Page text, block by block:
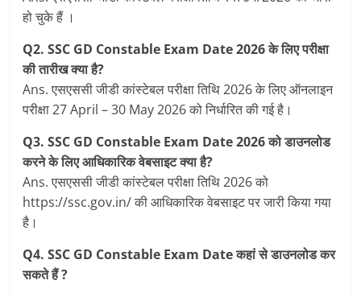
हो चुके हैं ।
Q2. SSC GD Constable Exam Date 2026 के लिए परीक्षा
की तारीख क्या है?
Ans. एसएससी जीडी कांस्टेबल परीक्षा तिथि 2026 के लिए ऑनलाइन
परीक्षा 27 April – 30 May 2026 को निर्धारित की गई है।
Q3. SSC GD Constable Exam Date 2026 को डाउनलोड
करने के लिए आधिकारिक वेबसाइट क्या है?
Ans. एसएससी जीडी कांस्टेबल परीक्षा तिथि 2026 को
https://ssc.gov.in/ की आधिकारिक वेबसाइट पर जारी किया गया
है।
Q4. SSC GD Constable Exam Date कहां से डाउनलोड कर
सकते हैं ?